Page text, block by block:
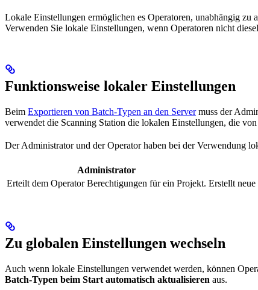
Lokale Einstellungen ermöglichen es Operatoren, unabhängig zu
Verwenden Sie lokale Einstellungen, wenn Operatoren nicht
Funktionsweise lokaler Einstellungen
Beim Exportieren von Batch-Typen an den Servermuss der
verwendet die Scanning Station die lokalen Einstellungen, die
Der Administrator und der Operator haben bei der Verwendung
Administrator
Erteilt dem Operator Berechtigungen für ein Projekt. Erstellt
Zu globalen Einstellungen wechseln
Auch wenn lokale Einstellungen verwendet werden, können
Batch-Typen beim Start automatisch aktualisieren aus.